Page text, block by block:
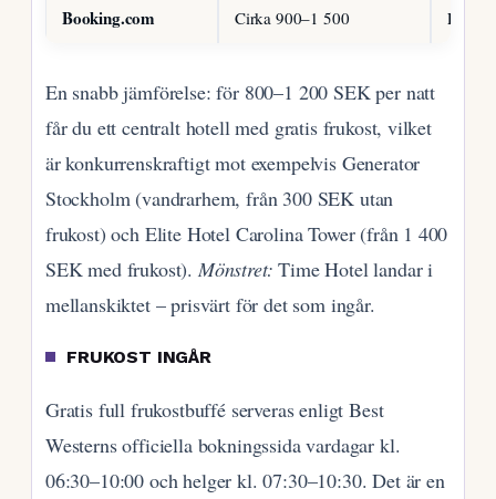
Booking.com Cirka 900–1 500
En snabb jämförelse: för 800–1 200 SEK per natt
får du ett centralt hotell med gratis frukost, vilket
är konkurrenskraftigt mot exempelvis Generator
Stockholm (vandrarhem, från 300 SEK utan
frukost) och Elite Hotel Carolina Tower (från 1 400
SEK med frukost). Mönstret: Time Hotel landar i
mellanskiktet – prisvärt för det som ingår.
FRUKOST INGÅR
Gratis full frukostbuffé serveras enligt Best
Westerns officiella bokningssida vardagar kl.
06:30–10:00 och helger kl. 07:30–10:30. Det är en